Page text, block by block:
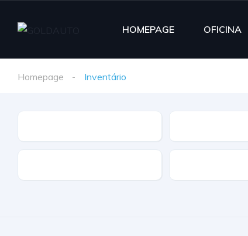
HOMEPAGE OFICINA
Homepage Inventário